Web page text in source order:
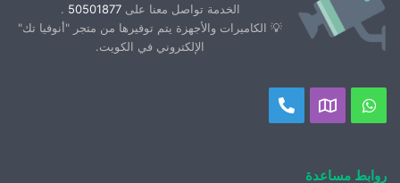
الخدمة تواصل معنا على50501877
.
💡 الكاميرات والأجهزة يتم توفيرها من متجر "أنوفيا تك"
الإلكتروني في الكويت.
واتسابموقعنا
خريطة
اتصل
روابط مساعدة